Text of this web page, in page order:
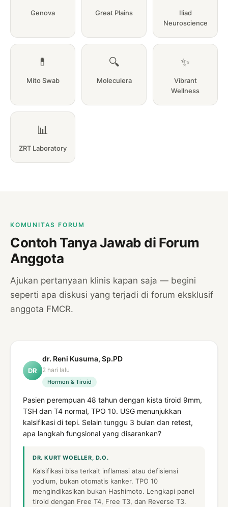
Genova Great Plains
Iliad
Neuroscience
💊
Mito Swab
🔍
Moleculera
✨
Vibrant
Wellness
📊
ZRT Laboratory
KOMUNITAS FORUM
Contoh Tanya Jawab di Forum
Anggota
Ajukan pertanyaan klinis kapan saja — begini
seperti apa diskusi yang terjadi di forum eksklusif
anggota FMCR.
DR
dr. Reni Kusuma, Sp.PD
2 hari lalu
Hormon & Tiroid
Pasien perempuan 48 tahun dengan kista tiroid 9mm,
TSH dan T4 normal, TPO 10. USG menunjukkan
kalsifikasi di tepi. Selain tunggu 3 bulan dan retest,
apa langkah fungsional yang disarankan?
DR. KURT WOELLER, D.O.
Kalsifikasi bisa terkait inflamasi atau defisiensi
yodium, bukan otomatis kanker. TPO 10
mengindikasikan bukan Hashimoto. Lengkapi panel
tiroid dengan Free T4, Free T3, dan Reverse T3.